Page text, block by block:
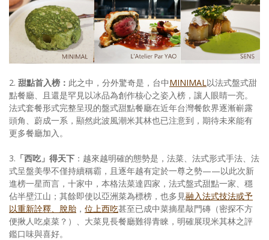
2. 甜點首入榜： 此之中，分外驚奇是，台中MINIMAL以法式盤式甜
點餐廳、且還是罕見以冰品為創作核心之姿入榜，讓人眼睛一亮。
法式套餐形式完整呈現的盤式甜點餐廳在近年台灣餐飲界逐漸嶄露
頭角、蔚成一系，顯然此波風潮米其林也已注意到，期待未來能有
更多餐廳加入。
3. 「西吃」得天下 ：越來越明確的態勢是，法菜、法式形式手法、法
式呈盤美學不僅持續稱霸，且逐年越有定於一尊之勢——以此次新
進榜一星而言，十家中，本格法菜達四家，法式盤式甜點一家、穩
佔半壁江山；其餘即使以亞洲菜為標榜，也多見融入法式技法或予
以重新詮釋、脫胎 ， 位上西吃甚至已成中菜摘星敲門磚（密探不方
便揪人吃桌菜？）、大菜見長餐廳難得青睞，明確展現米其林之評
鑑口味與喜好。